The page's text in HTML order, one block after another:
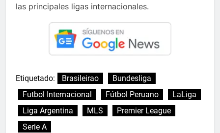
las principales ligas internacionales.
Etiquetado: Brasileirao
Bundesliga
Futbol Internacional
Fútbol Peruano
LaLiga
Liga Argentina
MLS
Premier League
Serie A